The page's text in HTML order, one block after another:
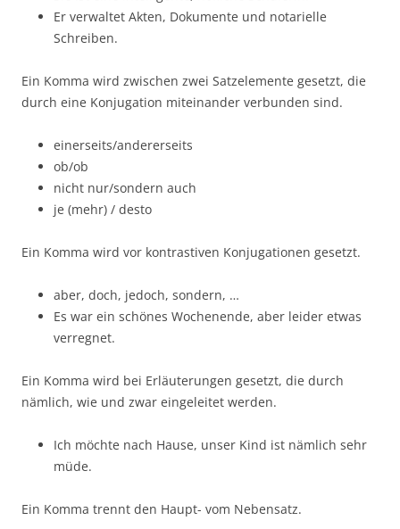
Er verwaltet Akten, Dokumente und notarielle
Schreiben.
Ein Komma wird zwischen zwei Satzelemente gesetzt, die
durch eine Konjugation miteinander verbunden sind.
einerseits/andererseits
ob/ob
nicht nur/sondern auch
je (mehr) / desto
Ein Komma wird vor kontrastiven Konjugationen gesetzt.
aber, doch, jedoch, sondern, …
Es war ein schönes Wochenende, aber leider etwas
verregnet.
Ein Komma wird bei Erläuterungen gesetzt, die durch
nämlich, wie und zwar eingeleitet werden.
Ich möchte nach Hause, unser Kind ist nämlich sehr
müde.
Ein Komma trennt den Haupt- vom Nebensatz.